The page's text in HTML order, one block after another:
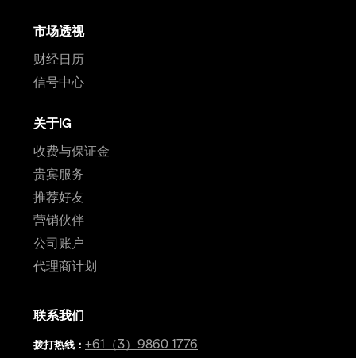
市场透视
财经日历
信号中心
关于IG
收费与保证金
贵宾服务
推荐好友
营销伙伴
公司账户
代理商计划
联系我们
拨打热线 ： +61（3）9860 1776